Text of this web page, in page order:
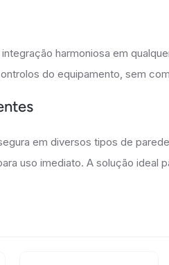
harmoniosa em
do equipamento, sem
em diversos tipos de
uso imediato. A solução ideal